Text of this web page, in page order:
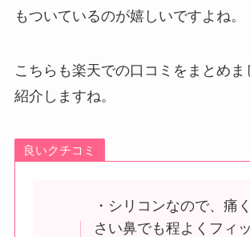
もついているのが嬉しいですよね。
こちらも楽天での口コミをまとめ
紹介しますね。
良いクチコミ
・シリコンなので、痛
さい鼻でも程よくフィ